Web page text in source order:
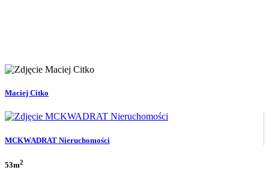
Maciej Citko
MCKWADRAT Nieruchomości
53m2